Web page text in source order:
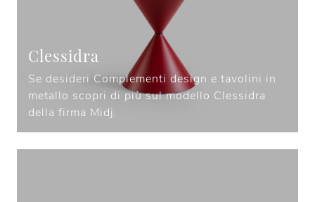
Clessidra
Se desideri Complementi design e tavolini in
metallo scopri di più sul modello Clessidra
della firma Midj.